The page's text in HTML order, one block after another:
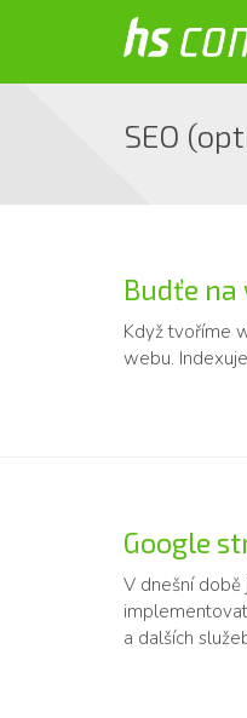
SEO
Budťe
Když tvoříme
webu.
Google
V dnešní době
implementovat
a dalších